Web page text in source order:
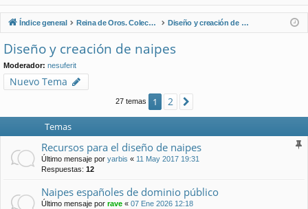
os
nt
ifi
ist
ra
Índice general Reina de Oros. Coleccionistas de Naipes. Diseño y creación de naipes
Diseño y creación de naipes
Moderador: nesuferit
Nuevo Tema
27 temas 1 2
Temas
Recursos para el diseño de naipes
Último mensaje por yarbis « 11 May 2017 19:31
Respuestas: 12
Naipes españoles de dominio público
Último mensaje por rave « 07 Ene 2026 12:18